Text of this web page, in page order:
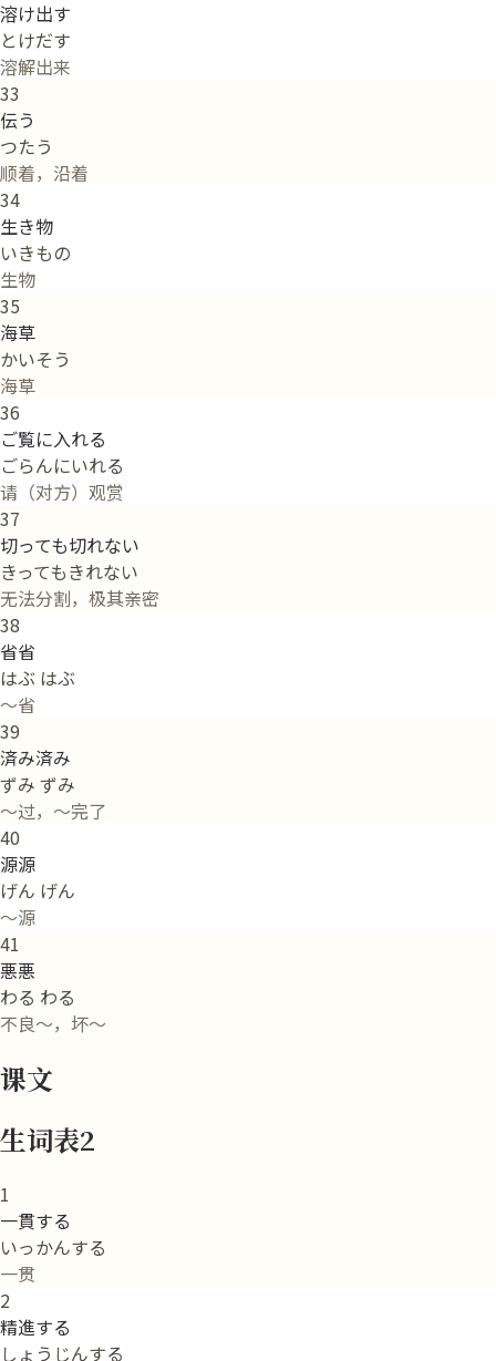
溶け出す
とけだす
溶解出来
33
伝う
つたう
顺着，沿着
34
生き物
いきもの
生物
35
海草
かいそう
海草
36
ご覧に入れる
ごらんにいれる
请（对方）观赏
37
切っても切れない
きってもきれない
无法分割，极其亲密
38
省省
はぶ はぶ
～省
39
済み済み
ずみ ずみ
～过，～完了
40
源源
げん げん
～源
41
悪悪
わる わる
不良～，坏～
课文
生词表2
1
一貫する
いっかんする
一贯
2
精進する
しょうじんする